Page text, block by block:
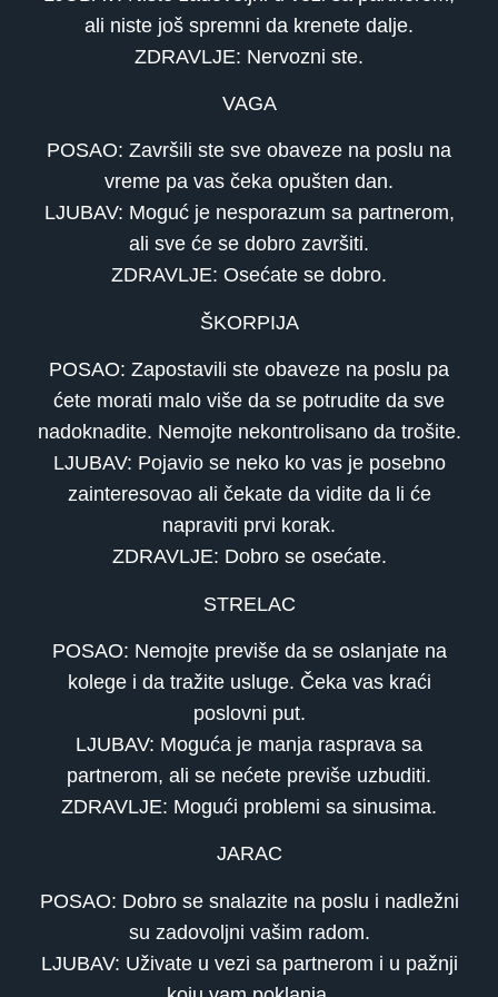
ali niste još spremni da krenete dalje.
ZDRAVLJE: Nervozni ste.
VAGA
POSAO: Završili ste sve obaveze na poslu na
vreme pa vas čeka opušten dan.
LJUBAV: Moguć je nesporazum sa partnerom,
ali sve će se dobro završiti.
ZDRAVLJE: Osećate se dobro.
ŠKORPIJA
POSAO: Zapostavili ste obaveze na poslu pa
ćete morati malo više da se potrudite da sve
nadoknadite. Nemojte nekontrolisano da trošite.
LJUBAV: Pojavio se neko ko vas je posebno
zainteresovao ali čekate da vidite da li će
napraviti prvi korak.
ZDRAVLJE: Dobro se osećate.
STRELAC
POSAO: Nemojte previše da se oslanjate na
kolege i da tražite usluge. Čeka vas kraći
poslovni put.
LJUBAV: Moguća je manja rasprava sa
partnerom, ali se nećete previše uzbuditi.
ZDRAVLJE: Mogući problemi sa sinusima.
JARAC
POSAO: Dobro se snalazite na poslu i nadležni
su zadovoljni vašim radom.
LJUBAV: Uživate u vezi sa partnerom i u pažnji